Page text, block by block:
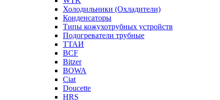
Холодильники (Охладители)
Конденсаторы
Типы кожухотрубных устройств
Подогреватели трубные
ТТАИ
BCF
Bitzer
BOWA
Ciat
Doucette
HRS